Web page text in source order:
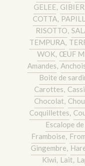
GELEE, GIBIER
COTTA,
RISOTTO,
TEMPURA,
WOK, ŒUF
Amandes,
Boite de
Carottes,
Chocolat,
Coquillettes,
Escalope
Framboise,
Gingembre,
Kiwi, Lait,